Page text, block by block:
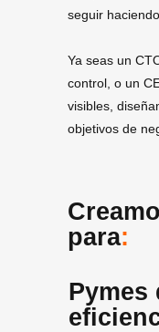
seguir
Ya seas un
control, o un
visibles,
objetivos de
para:
Pymes